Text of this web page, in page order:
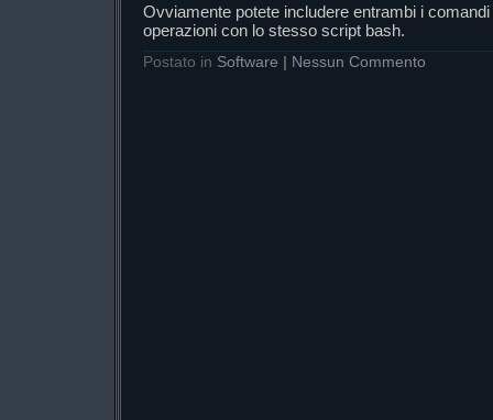
Ovviamente potete includere entrambi i
operazioni con lo stesso script bash.
Postato in Software Nessun Commento